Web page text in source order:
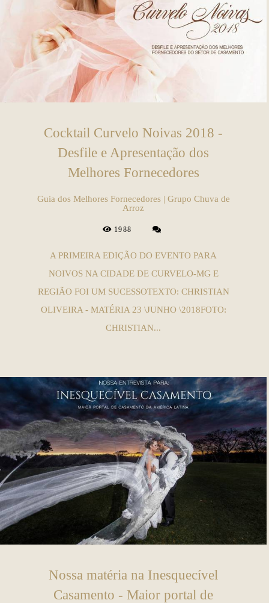
Cocktail Curvelo Noivas 2018 -
Desfile e Apresentação dos
Melhores Fornecedores
Guia dos Melhores Fornecedores | Grupo Chuva de
Arroz
1988
A PRIMEIRA EDIÇÃO DO EVENTO PARA
NOIVOS NA CIDADE DE CURVELO-MG E
REGIÃO FOI UM SUCESSOTEXTO: CHRISTIAN
OLIVEIRA - MATÉRIA 23 \JUNHO \2018FOTO:
CHRISTIAN...
Nossa matéria na Inesquecível
Casamento - Maior portal de